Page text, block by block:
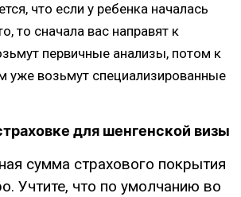
что если у ребенка началась
то сначала вас направят к
первичные анализы, потом к
уже возьмут специализированные
для шенгенской визы
сумма страхового покрытия
Учтите, что по умолчанию во